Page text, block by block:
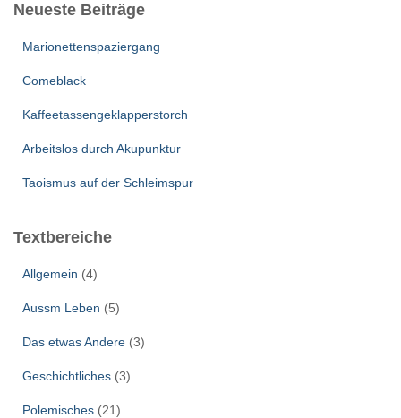
Neueste Beiträge
Marionettenspaziergang
Comeblack
Kaffeetassengeklapperstorch
Arbeitslos durch Akupunktur
Taoismus auf der Schleimspur
Textbereiche
Allgemein (4)
Aussm Leben (5)
Das etwas Andere (3)
Geschichtliches (3)
Polemisches (21)